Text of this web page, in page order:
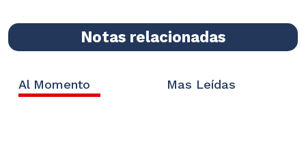
Notas relacionadas
Al Momento Mas Leídas